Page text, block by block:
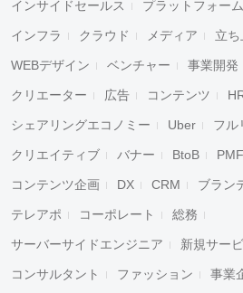
インサイドセールス プラットフォーム
インフラ クラウド メディア 立
WEBデザイン ベンチャー 事業開発
クリエーター 広告 コンテンツ
シェアリングエコノミー Uber フル
クリエイティブ バナー BtoB PMF
コンテンツ企画 DX CRM ブラン
テレアポ コーポレート 総務
サーバーサイドエンジニア 新規サー
コンサルタント ファッション 事業